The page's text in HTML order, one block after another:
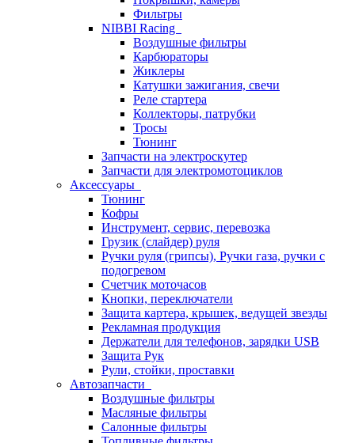
Фильтры
NIBBI Racing
Воздушные фильтры
Карбюраторы
Жиклеры
Катушки зажигания, свечи
Реле стартера
Коллекторы, патрубки
Тросы
Тюнинг
Запчасти на электроскутер
Запчасти для электромотоциклов
Аксессуары
Тюнинг
Кофры
Инструмент, сервис, перевозка
Грузик (слайдер) руля
Ручки руля (грипсы), Ручки газа, ручки с
подогревом
Счетчик моточасов
Кнопки, переключатели
Защита картера, крышек, ведущей звезды
Рекламная продукция
Держатели для телефонов, зарядки USB
Защита Рук
Рули, стойки, проставки
Автозапчасти
Воздушные фильтры
Масляные фильтры
Салонные фильтры